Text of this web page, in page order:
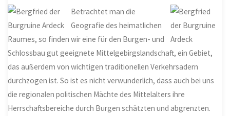
Betrachtet man die
Geografie des heimatlichen
Raumes, so finden wir eine für den Burgen- und
Schlossbau gut geeignete Mittelgebirgslandschaft, ein Gebiet,
das außerdem von wichtigen traditionellen Verkehrsadern
durchzogen ist. So ist es nicht verwunderlich, dass auch bei uns
die regionalen politischen Mächte des Mittelalters ihre
Herrschaftsbereiche durch Burgen schätzten und abgrenzten.